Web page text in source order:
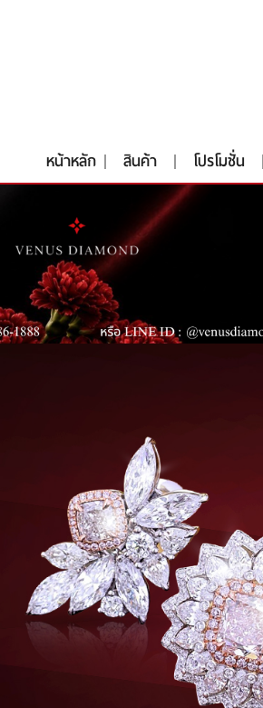
โปรโมชั่น
สั่งเพชร GIA นำเข้า
ติดต่อเรา
เกี่ยวกับเรา
หน้าหลัก สินค้า โปรโมชั่น